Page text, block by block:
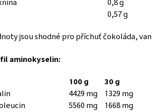
0,8 g
0,57 g
jsou shodné pro příchuť čokoláda,
aminokyselin:
100 g
30 g
4429 mg
1329 mg
5560 mg
1668 mg